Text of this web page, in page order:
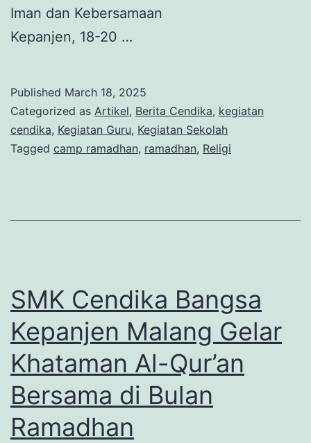
Iman dan Kebersamaan
Kepanjen, 18-20 …
Published March 18, 2025
Categorized as Artikel, Berita Cendika, kegiatan
cendika, Kegiatan Guru, Kegiatan Sekolah
Tagged camp ramadhan, ramadhan, Religi
SMK Cendika Bangsa
Kepanjen Malang Gelar
Khataman Al-Qur’an
Bersama di Bulan
Ramadhan